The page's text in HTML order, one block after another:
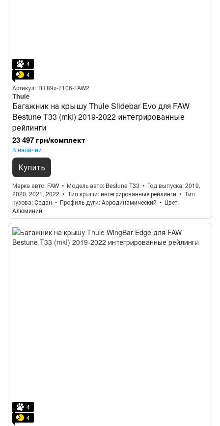
4
4
Артикул: TH 89x-7106-FAW2
Thule
Багажник на крышу Thule Slidebar Evo для FAW
Bestune T33 (mkI) 2019-2022 интегрированные
рейлинги
23 497 грн/комплект
В наличии
Купить
Марка авто FAW Модель авто Bestune T33 Год выпуска 2019,
2020, 2021, 2022
Тип крыши интегрированные рейлинги
Тип
кузова Седан Профиль дуги Аэродинамический
Цвет
Алюминий
4
4